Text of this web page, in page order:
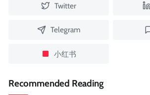
Twitter
Telegram
小红书
Recommended Reading